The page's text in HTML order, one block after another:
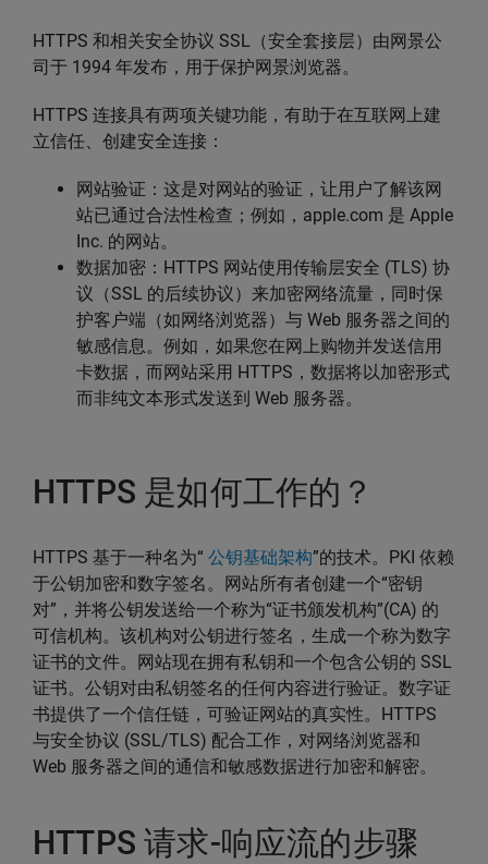
HTTPS 和相关安全协议 SSL（安全套接层）由网景公
司于 1994 年发布，用于保护网景浏览器。
HTTPS 连接具有两项关键功能，有助于在互联网上建
立信任、创建安全连接：
网站验证：这是对网站的验证，让用户了解该网
站已通过合法性检查；例如，apple.com 是 Apple
Inc. 的网站。
数据加密：HTTPS 网站使用传输层安全 (TLS) 协
议（SSL 的后续协议）来加密网络流量，同时保
护客户端（如网络浏览器）与 Web 服务器之间的
敏感信息。例如，如果您在网上购物并发送信用
卡数据，而网站采用 HTTPS，数据将以加密形式
而非纯文本形式发送到 Web 服务器。
HTTPS 是如何工作的？
HTTPS 基于一种名为“ 公钥基础架构”的技术。PKI 依赖
于公钥加密和数字签名。网站所有者创建一个“密钥
对”，并将公钥发送给一个称为“证书颁发机构”(CA) 的
可信机构。该机构对公钥进行签名，生成一个称为数字
证书的文件。网站现在拥有私钥和一个包含公钥的 SSL
证书。公钥对由私钥签名的任何内容进行验证。数字证
书提供了一个信任链，可验证网站的真实性。HTTPS
与安全协议 (SSL/TLS) 配合工作，对网络浏览器和
Web 服务器之间的通信和敏感数据进行加密和解密。
HTTPS 请求-响应流的步骤